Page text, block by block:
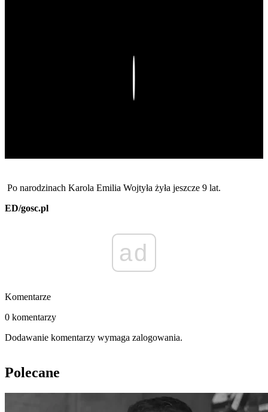
Po narodzinach Karola Emilia Wojtyła żyła jeszcze 9 lat.
ED/gosc.pl
ad
Komentarze
0 komentarzy
Dodawanie komentarzy wymaga zalogowania.
Polecane